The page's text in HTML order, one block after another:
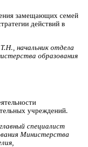
замещающих семей
действий в
начальник отдела
образования
учреждений.
специалист
Министерства